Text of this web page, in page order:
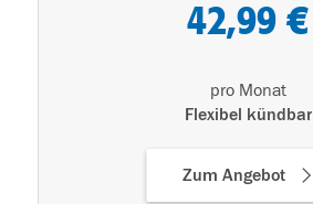
42,99 €
pro Monat
Flexibel kündbar
Zum Angebot